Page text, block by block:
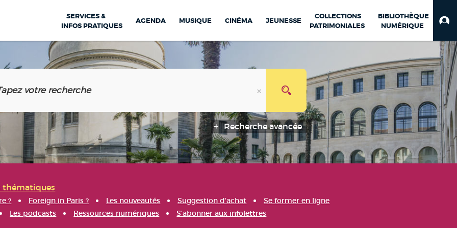
SERVICES &
INFOS PRATIQUES
AGENDA MUSIQUE CINÉMA JEUNESSE
COLLECTIONS
PATRIMONIALES
BIBLIOTHÈQUE
NUMÉRIQUE
Recherche avancée
thématiques
? Foreign in Paris ? Les nouveautés Suggestion d'achat
Se former en ligne
Les podcasts Ressources numériques S'abonner aux infolettres